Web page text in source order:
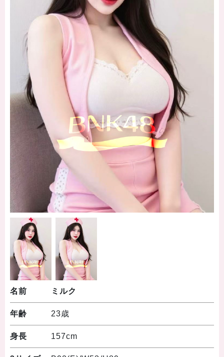
名前 ミルク
年齢 23歳
身長 157cm